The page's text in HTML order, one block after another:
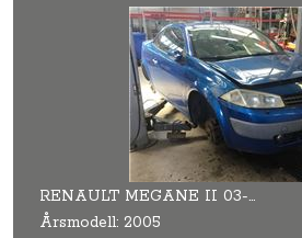
RENAULT MEGANE II 03-05
Årsmodell: 2005